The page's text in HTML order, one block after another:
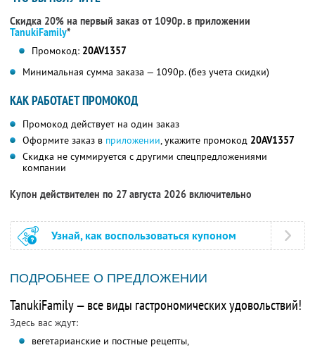
Скидка 20% на первый заказ от 1090р. в приложении
TanukiFamily*
Промокод: 20AV1357
Минимальная сумма заказа — 1090р. (без учета скидки)
КАК РАБОТАЕТ ПРОМОКОД
Промокод действует на один заказ
Оформите заказ в приложении, укажите промокод 20AV1357
Скидка не суммируется с другими спецпредложениями
компании
Купон действителен по 27 августа 2026 включительно
Узнай, как воспользоваться купоном
ПОДРОБНЕЕ О ПРЕДЛОЖЕНИИ
TanukiFamily — все виды гастрономических удовольствий!
Здесь вас ждут:
вегетарианские и постные рецепты,